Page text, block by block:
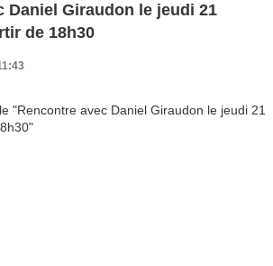
Daniel Giraudon le jeudi 21
de 18h30